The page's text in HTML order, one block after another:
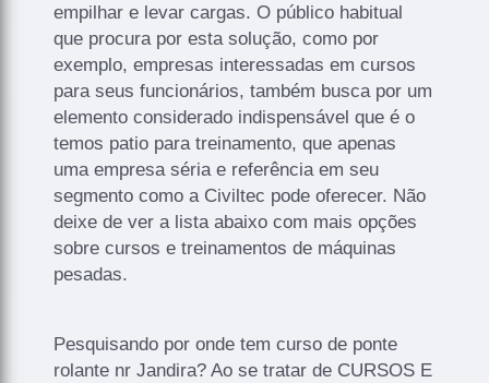
empilhar e levar cargas. O público habitual
que procura por esta solução, como por
exemplo, empresas interessadas em cursos
para seus funcionários, também busca por um
elemento considerado indispensável que é o
temos patio para treinamento, que apenas
uma empresa séria e referência em seu
segmento como a Civiltec pode oferecer. Não
deixe de ver a lista abaixo com mais opções
sobre cursos e treinamentos de máquinas
pesadas.
Pesquisando por onde tem curso de ponte
rolante nr Jandira? Ao se tratar de CURSOS E